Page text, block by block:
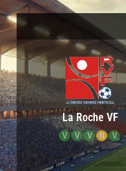
La Roche VF
V V V N V